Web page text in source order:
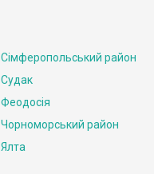
Сімферопольський район
Судак
Феодосія
Чорноморський район
Ялта